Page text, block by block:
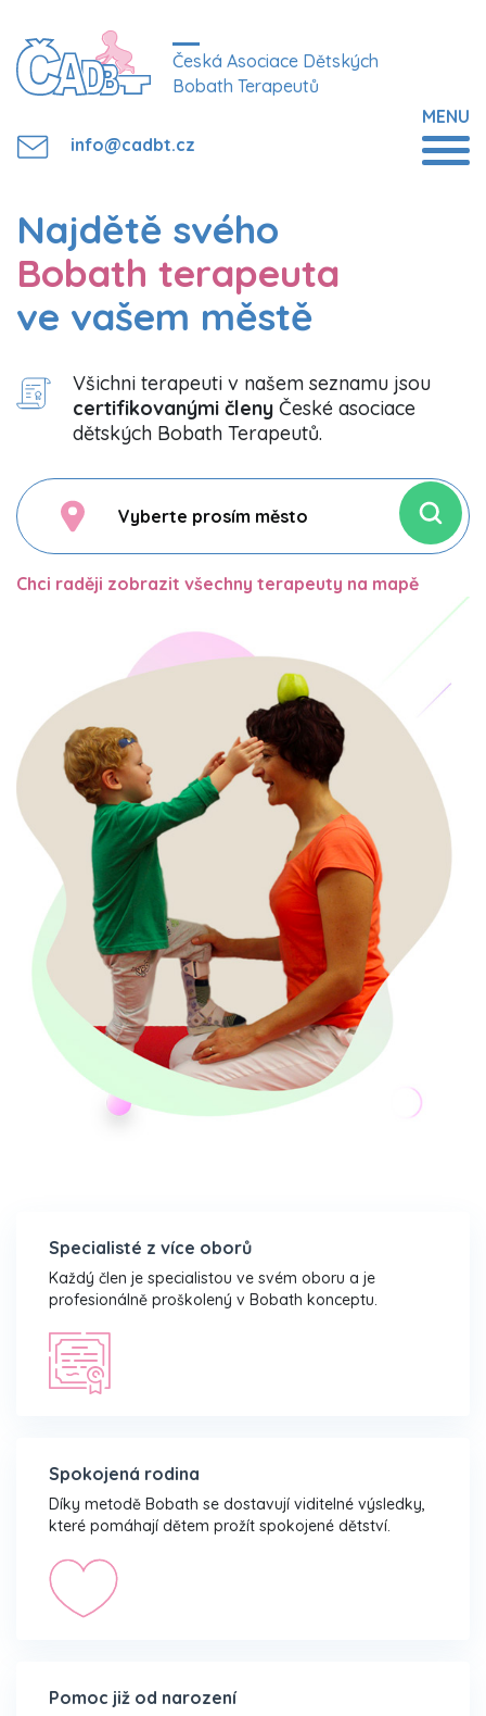
Česká Asociace Dětských
Bobath Terapeutů
info@cadbt.cz
MENU
Najdětě svého
Bobath terapeuta
ve vašem městě
Všichni terapeuti v našem seznamu jsou
certifikovanými členy České asociace
dětských Bobath Terapeutů.
Chci raději zobrazit všechny terapeuty na mapě
Specialisté z více oborů
Každý člen je specialistou ve svém oboru a je
profesionálně proškolený v Bobath konceptu.
Spokojená rodina
Díky metodě Bobath se dostavují viditelné výsledky,
které pomáhají dětem prožít spokojené dětství.
Pomoc již od narození